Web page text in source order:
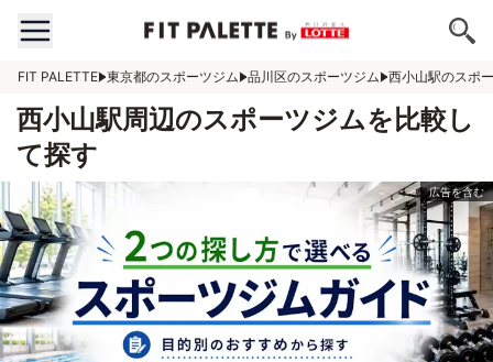
FIT PALETTE 東京都のスポーツジム 品川区のスポーツジム 西小山駅のスポ
西小山駅周辺のスポーツジムを比較し
て探す